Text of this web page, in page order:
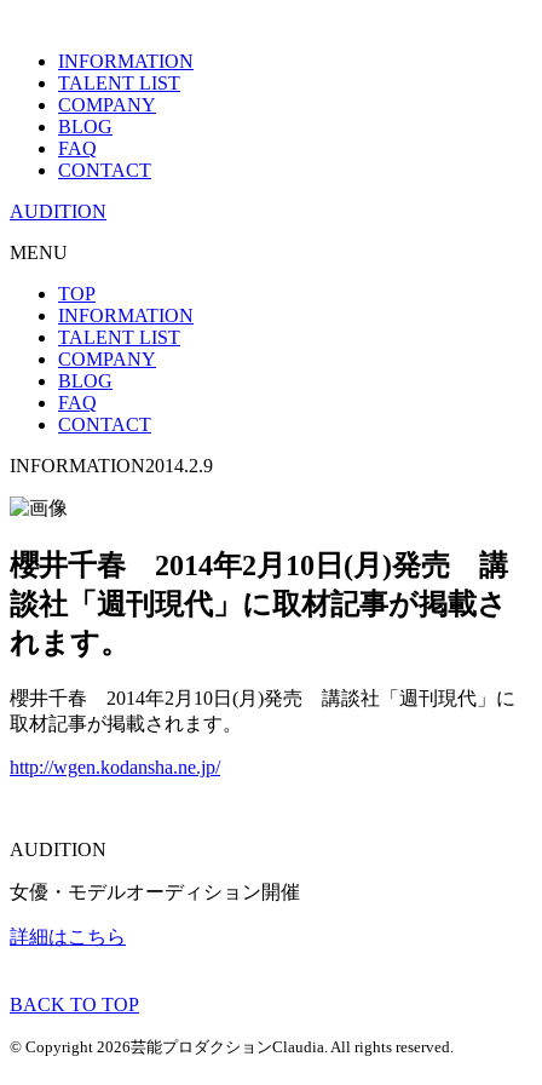
INFORMATION
TALENT LIST
COMPANY
BLOG
FAQ
CONTACT
AUDITION
MENU
TOP
INFORMATION
TALENT LIST
COMPANY
BLOG
FAQ
CONTACT
INFORMATION2014.2.9
櫻井千春 2014年2月10日(月)発売 講
談社「週刊現代」に取材記事が掲載さ
れます。
櫻井千春 2014年2月10日(月)発売 講談社「週刊現代」に
取材記事が掲載されます。
http://wgen.kodansha.ne.jp/
AUDITION
女優・モデルオーディション開催
詳細はこちら
BACK TO TOP
© Copyright 2026芸能プロダクションClaudia. All rights reserved.